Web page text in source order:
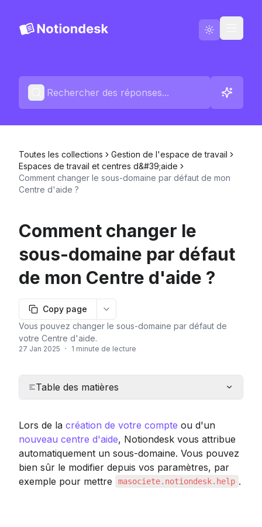
Blog
Français
Changelog
Toutes les collections
Gestion de l'espace de travail
Espaces de travail et centres d&#39;aide
Comment changer le sous-domaine par défaut de mon
Centre d'aide ?
Comment changer le
sous-domaine par défaut
de mon Centre d'aide ?
Copy page
More options
Vous pouvez changer le sous-domaine par défaut de
votre Centre d'aide.
27 Jan 2025 · 1 minute de lecture
Table des matières
Lors de la création de votre compte ou d'un
nouveau centre d'aide, Notiondesk vous attribue
automatiquement un sous-domaine. Vous pouvez
bien sûr le modifier depuis vos paramètres, par
exemple pour mettre
masociete.notiondesk.help .